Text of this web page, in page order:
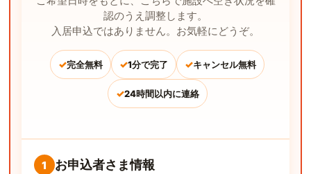
認のうえ調整します。
入居申込ではありません。お気軽にどうぞ。
✓完全無料 ✓1分で完了 ✓キャンセル無料
✓24時間以内に連絡
1 お申込者さま情報